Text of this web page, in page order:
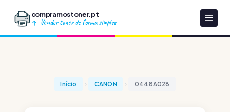
compramostoner.pt
Vender toner de forma simples
Início CANON 0448A028